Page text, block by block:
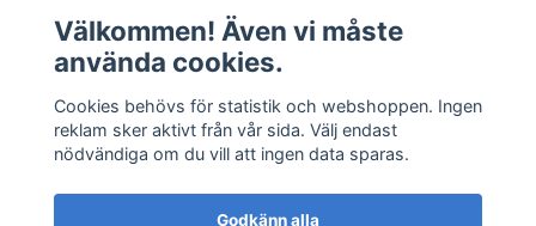
Mer information:
Sociala medier
Välkommen! Även vi måste
använda cookies.
Cookies behövs för statistik och webshoppen. Ingen
reklam sker aktivt från vår sida. Välj endast
nödvändiga om du vill att ingen data sparas.
Godkänn alla